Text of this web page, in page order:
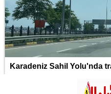
Karadeniz Sahil Yolu'nda